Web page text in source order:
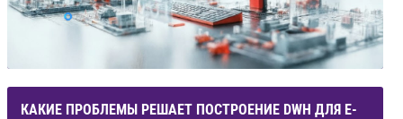
КАКИЕ ПРОБЛЕМЫ РЕШАЕТ ПОСТРОЕНИЕ DWH ДЛЯ E-